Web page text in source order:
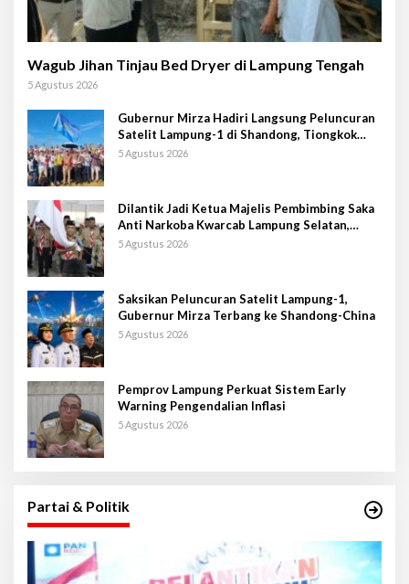
Wagub Jihan Tinjau Bed Dryer di Lampung Tengah
5 Agustus 2026
Gubernur Mirza Hadiri Langsung Peluncuran
Satelit Lampung-1 di Shandong, Tiongkok
Timur
5 Agustus 2026
Dilantik Jadi Ketua Majelis Pembimbing Saka
Anti Narkoba Kwarcab Lampung Selatan,
Kepala BNNK Pramuka Garda P4GN
5 Agustus 2026
Saksikan Peluncuran Satelit Lampung-1,
Gubernur Mirza Terbang ke Shandong-China
5 Agustus 2026
Pemprov Lampung Perkuat Sistem Early
Warning Pengendalian Inflasi
5 Agustus 2026
Partai & Politik